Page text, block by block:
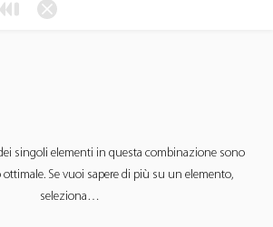
singoli elementi in questa combinazione sono
Se vuoi sapere di più su un elemento,
seleziona…